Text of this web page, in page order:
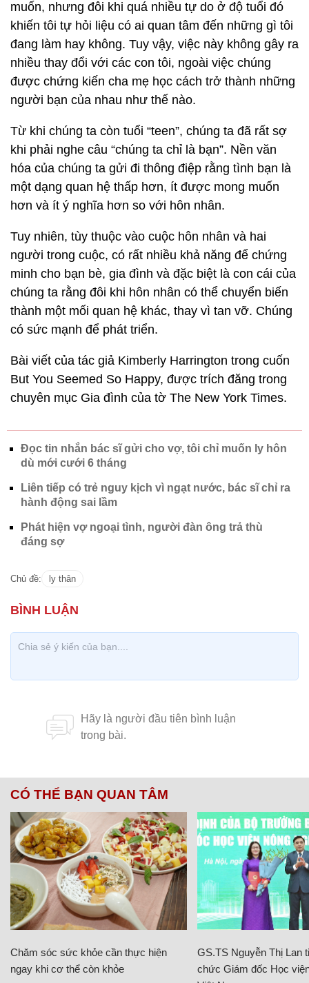
muốn, nhưng đôi khi quá nhiều tự do ở độ tuổi đó
khiến tôi tự hỏi liệu có ai quan tâm đến những gì tôi
đang làm hay không. Tuy vậy, việc này không gây ra
nhiều thay đổi với các con tôi, ngoài việc chúng
được chứng kiến cha mẹ học cách trở thành những
người bạn của nhau như thế nào.
Từ khi chúng ta còn tuổi “teen”, chúng ta đã rất sợ
khi phải nghe câu “chúng ta chỉ là bạn”. Nền văn
hóa của chúng ta gửi đi thông điệp rằng tình bạn là
một dạng quan hệ thấp hơn, ít được mong muốn
hơn và ít ý nghĩa hơn so với hôn nhân.
Tuy nhiên, tùy thuộc vào cuộc hôn nhân và hai
người trong cuộc, có rất nhiều khả năng để chứng
minh cho bạn bè, gia đình và đặc biệt là con cái của
chúng ta rằng đôi khi hôn nhân có thể chuyển biến
thành một mối quan hệ khác, thay vì tan vỡ. Chúng
có sức mạnh để phát triển.
Bài viết của tác giả Kimberly Harrington trong cuốn
But You Seemed So Happy, được trích đăng trong
chuyên mục Gia đình của tờ The New York Times.
Đọc tin nhắn bác sĩ gửi cho vợ, tôi chỉ muốn ly hôn
dù mới cưới 6 tháng
Liên tiếp có trẻ nguy kịch vì ngạt nước, bác sĩ chỉ ra
hành động sai lầm
Phát hiện vợ ngoại tình, người đàn ông trả thù
đáng sợ
Chủ đề: ly thân
CÓ THỂ BẠN QUAN TÂM
Chăm sóc sức khỏe cần thực hiện
ngay khi cơ thể còn khỏe
GS.TS Nguyễn Thị Lan
chức Giám đốc Học